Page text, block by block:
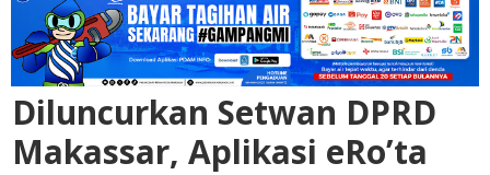
Diluncurkan Setwan DPRD
Makassar, Aplikasi eRo’ta